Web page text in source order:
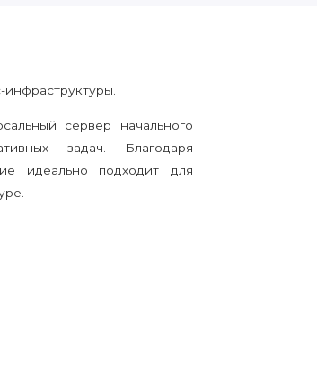
сервер начального
задач. Благодаря
идеально подходит для